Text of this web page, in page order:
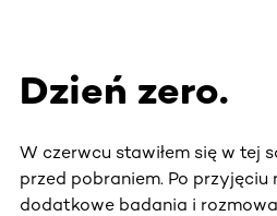
Dzień zero.
W czerwcu stawiłem się w tej
przed pobraniem. Po przyjęciu
dodatkowe badania i